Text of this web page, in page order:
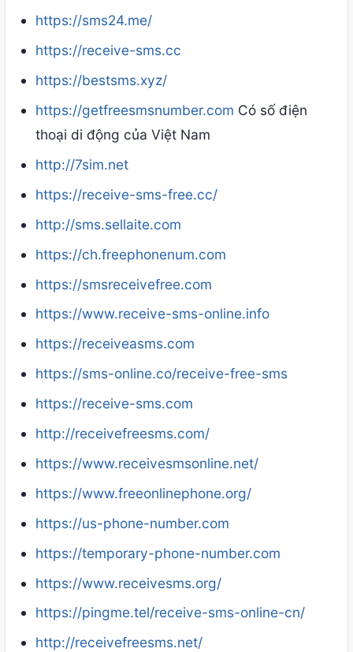
https://sms24.me/
https://receive-sms.cc
https://bestsms.xyz/
https://getfreesmsnumber.com Có số điện
thoại di động của Việt Nam
http://7sim.net
https://receive-sms-free.cc/
http://sms.sellaite.com
https://ch.freephonenum.com
https://smsreceivefree.com
https://www.receive-sms-online.info
https://receiveasms.com
https://sms-online.co/receive-free-sms
https://receive-sms.com
http://receivefreesms.com/
https://www.receivesmsonline.net/
https://www.freeonlinephone.org/
https://us-phone-number.com
https://temporary-phone-number.com
https://www.receivesms.org/
https://pingme.tel/receive-sms-online-cn/
http://receivefreesms.net/